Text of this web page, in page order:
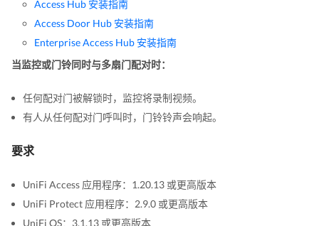
Access Hub 安装指南
Access Door Hub 安装指南
Enterprise Access Hub 安装指南
当监控或门铃同时与多扇门配对时：
任何配对门被解锁时，监控将录制视频。
有人从任何配对门呼叫时，门铃铃声会响起。
要求
UniFi Access 应用程序：1.20.13 或更高版本
UniFi Protect 应用程序：2.9.0 或更高版本
UniFi OS：3.1.13 或更高版本